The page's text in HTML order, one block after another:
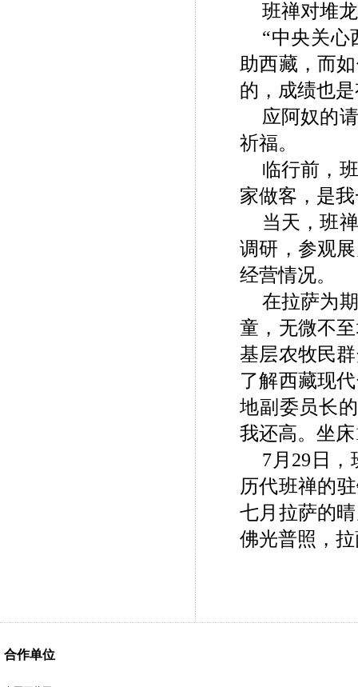
班禅对堆
“中央关心
助西藏，而
的，成绩也
应阿奴的
祈福。
临行前，
家做客，是
当天，班
调研，参观
经营情况。
在拉萨为
童，无微不
基层农牧民
了解西藏现
地副委员长
我还高。坐
7月29日
历代班禅的
七月拉萨的
佛光普照，
合作单位